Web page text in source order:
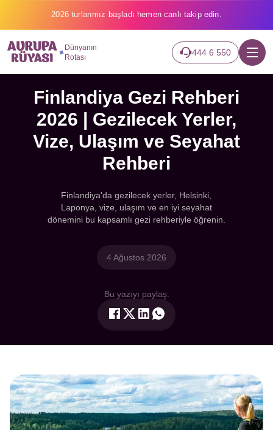
2026 turlarımız başladı hemen canlı takip edin.
Dünyanın
Rotası
444 6 550
Finlandiya Gezi Rehberi
2026 | Gezilecek Yerler,
Vize, Ulaşım ve Seyahat
Rehberi
Finlandiya'da gezilecek yerler, Helsinki,
Laponya, vize, ulaşım ve en iyi seyahat
dönemini bu kapsamlı gezi rehberiyle öğrenin.
4 Ağustos 2026
Bu yazıyı paylaş: